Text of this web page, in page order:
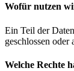
Wofür nutzen
Ein Teil der
geschlossen
Welche Rechte